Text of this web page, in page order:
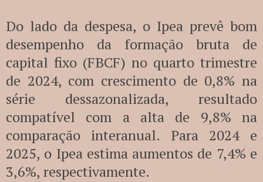
Do lado da despesa, o Ipea prevê bom
desempenho da formação bruta de
capital fixo (FBCF) no quarto trimestre
de 2024, com crescimento de 0,8% na
série dessazonalizada, resultado
compatível com a alta de 9,8% na
comparação interanual. Para 2024 e
2025, o Ipea estima aumentos de 7,4% e
3,6%, respectivamente.